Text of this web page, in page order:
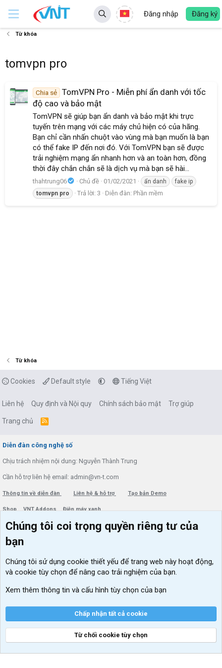
Đăng nhập Đăng ký
Từ khóa
tomvpn pro
Chia sẻ
TomVPN Pro - Miễn phí ẩn danh với tốc
độ cao và bảo mật
TomVPN sẽ giúp bạn ẩn danh và bảo mật khi trực
tuyến trên mạng với các máy chủ hiện có của hãng.
Bạn chỉ cần nhấn chuột vào vùng mà bạn muốn là bạn
có thể fake IP đến nơi đó. Với TomVPN bạn sẽ được
trải nghiệm mạng ẩn nhanh hơn và an toàn hơn, đồng
thời đây chắn chắn sẽ là dịch vụ mà bạn sẽ hài...
thahtrung06 Chủ đề 01/02/2021 ẩn danh
fake ip
tomvpn pro Trả lời: 3 Diễn đàn: Phần mềm
Từ khóa
Cookies Default style Tiếng Việt
Liên hệ Quy định và Nội quy Chính sách bảo mật Trợ giúp
Trang chủ
R
Diễn đàn công nghệ số
Chịu trách nhiệm nội dung: Nguyễn Thành Trung
Cần hỗ trợ liên hệ email: admin@vn-t.com
Thông tin về diễn đàn Liên hệ & hỗ trợ Tạo bản Demo
Shop VNT Addons Điện máy xanh
Menu thành viên
Đăng nhập
Diễn đàn
Kích hoạt Windows/ Office miễn phí
VIP add-ons Xenforo
Khuyến mãi và tài trợ
Chúng tôi coi trọng quyền riêng tư của
bạn
Chúng tôi sử dụng cookie thiết yếu để trang web này hoạt động,
và cookie tùy chọn để nâng cao trải nghiệm của bạn.
Xem thêm thông tin và cấu hình tùy chọn của bạn
Chấp nhận tất cả cookie
Từ chối cookie tùy chọn